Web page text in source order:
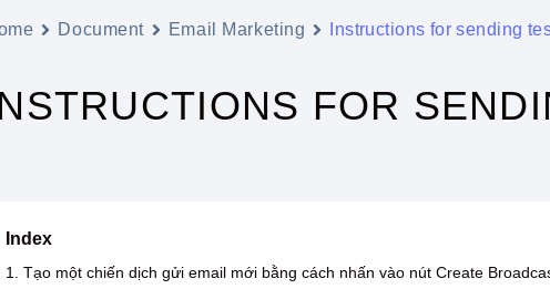
Document Email Marketing Instructions for sending
FOR
Index
1. Tạo một chiến dịch gửi email mới bằng cách nhấn vào nút Create